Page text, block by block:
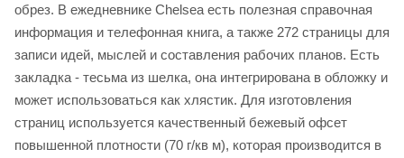
обрез. В ежедневнике Chelsea есть полезная справочная
информация и телефонная книга, а также 272 страницы для
записи идей, мыслей и составления рабочих планов. Есть
закладка - тесьма из шелка, она интегрирована в обложку и
может использоваться как хлястик. Для изготовления
страниц используется качественный бежевый офсет
повышенной плотности (70 г/кв м), которая производится в